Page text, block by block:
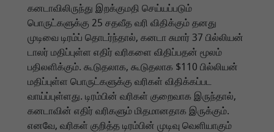
கனடாவிலிருந்து இறக்குமதி செய்யப்படும்
பொருட்களுக்கு 25 சதவீத வரி விதிக்கும் தனது
முடிவை டிரம்ப் தொடர்ந்தால், கனடா சுமார் 37 பில்லியன்
டாலர் மதிப்புள்ள எதிர் வரிகளை விதிப்பதன் மூலம்
பதிலளிக்கும். கூடுதலாக, கூடுதலாக $110 பில்லியன்
மதிப்புள்ள பொருட்களுக்கு வரிகள் விதிக்கப்பட
வாய்ப்புள்ளது. டிரம்பின் வரிகள் குறைவாக இருந்தால்,
கனடாவின் எதிர் வரிகளும் மிதமானதாக இருக்கும்.
எனவே, வரிகள் குறித்த டிரம்பின் முடிவு வெளியாகும்